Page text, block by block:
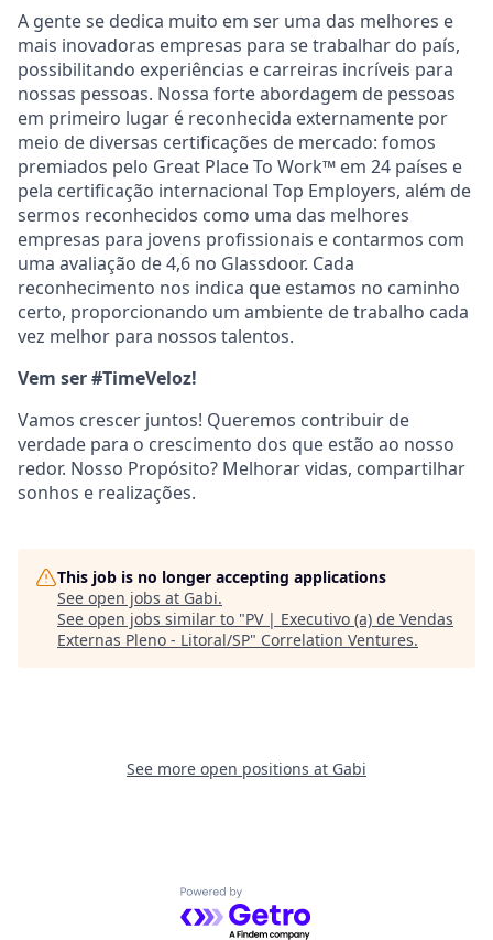
A gente se dedica muito em ser uma das melhores e
mais inovadoras empresas para se trabalhar do país,
possibilitando experiências e carreiras incríveis para
nossas pessoas. Nossa forte abordagem de pessoas
em primeiro lugar é reconhecida externamente por
meio de diversas certificações de mercado: fomos
premiados pelo Great Place To Work™ em 24 países e
pela certificação internacional Top Employers, além de
sermos reconhecidos como uma das melhores
empresas para jovens profissionais e contarmos com
uma avaliação de 4,6 no Glassdoor. Cada
reconhecimento nos indica que estamos no caminho
certo, proporcionando um ambiente de trabalho cada
vez melhor para nossos talentos.
Vem ser #TimeVeloz!
Vamos crescer juntos! Queremos contribuir de
verdade para o crescimento dos que estão ao nosso
redor. Nosso Propósito? Melhorar vidas, compartilhar
sonhos e realizações.
This job is no longer accepting applications
See open jobs at Gabi.
See open jobs similar to "PV | Executivo (a) de Vendas
Externas Pleno - Litoral/SP" Correlation Ventures.
See more open positions at Gabi
Powered by Getro.com